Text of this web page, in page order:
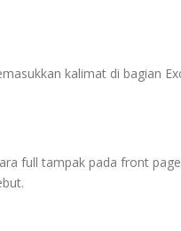
kalimat di bagian
full tampak pada front